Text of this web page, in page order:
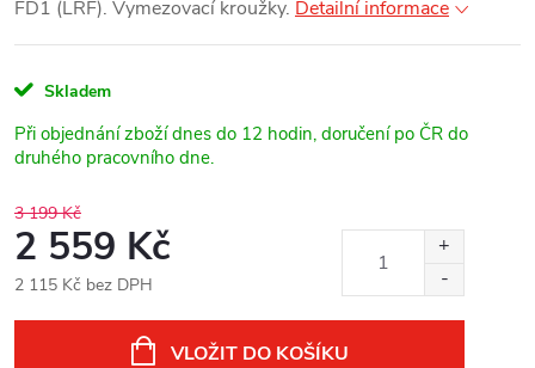
FD1 (LRF). Vymezovací kroužky. Detailní informace
Skladem
Při objednání zboží dnes do 12 hodin, doručení po ČR do
druhého pracovního dne.
3 199 Kč
2 559 Kč
2 115 Kč bez DPH
VLOŽIT DO KOŠÍKU